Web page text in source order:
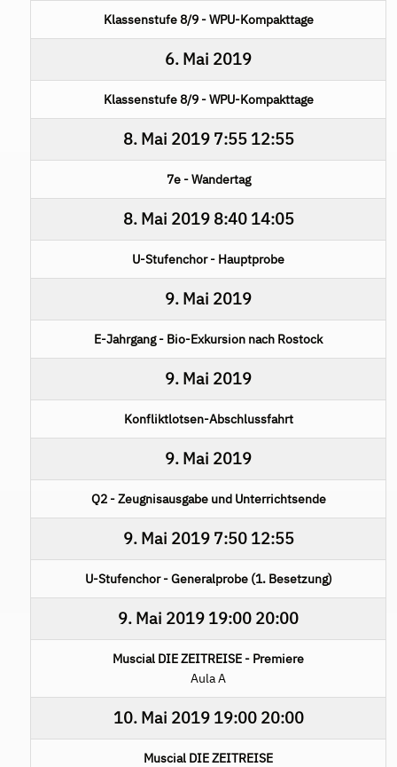
Klassenstufe 8/9 - WPU-Kompakttage
6. Mai 2019
Klassenstufe 8/9 - WPU-Kompakttage
8. Mai 20197:55 12:55
7e - Wandertag
8. Mai 20198:40 14:05
U-Stufenchor - Hauptprobe
9. Mai 2019
E-Jahrgang - Bio-Exkursion nach Rostock
9. Mai 2019
Konfliktlotsen-Abschlussfahrt
9. Mai 2019
Q2 - Zeugnisausgabe und Unterrichtsende
9. Mai 20197:50 12:55
U-Stufenchor - Generalprobe (1. Besetzung)
9. Mai 2019 19:00 20:00
Muscial DIE ZEITREISE - Premiere
Aula A
10. Mai 201919:00 20:00
Muscial DIE ZEITREISE